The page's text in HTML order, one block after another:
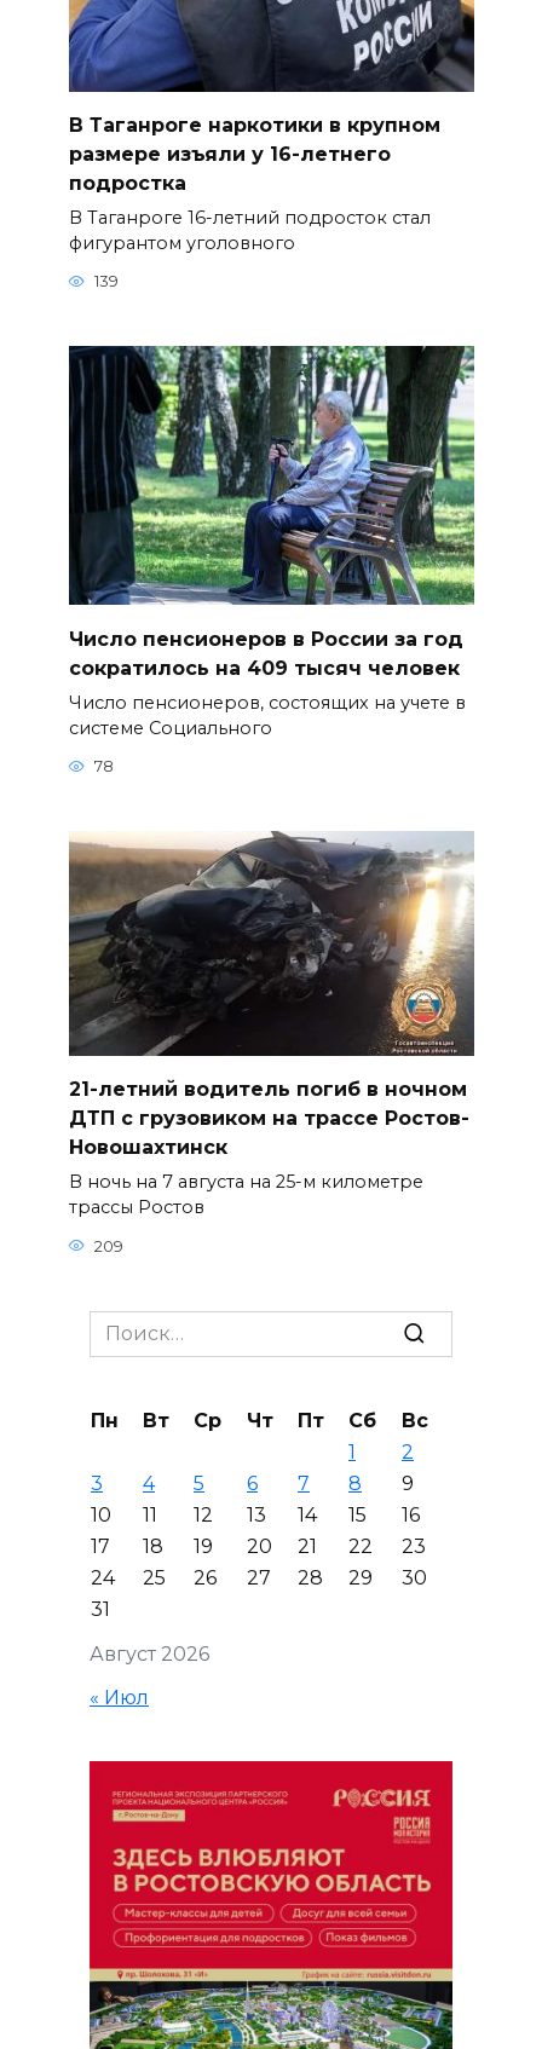
В Таганроге наркотики в крупном
размере изъяли у 16-летнего
подростка
В Таганроге 16-летний подросток стал
фигурантом уголовного
139
Число пенсионеров в России за год
сократилось на 409 тысяч человек
Число пенсионеров, состоящих на учете в
системе Социального
78
21-летний водитель погиб в ночном
ДТП с грузовиком на трассе Ростов-
Новошахтинск
В ночь на 7 августа на 25-м километре
трассы Ростов
209
Search
for:
Август 2026
Пн Вт Ср Чт Пт Сб
Вс
1
2
3
4 5 6 7 8
9
10
11 12 13 14 15
16
17
18 19 20 21 22
23
24
25 26 27 28 29
30
31
« Июл